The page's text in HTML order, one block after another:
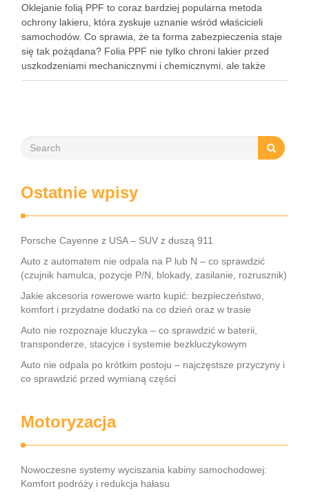
Oklejanie folią PPF to coraz bardziej popularna metoda
ochrony lakieru, która zyskuje uznanie wśród właścicieli
samochodów. Co sprawia, że ta forma zabezpieczenia staje
się tak pożądana? Folia PPF nie tylko chroni lakier przed
uszkodzeniami mechanicznymi i chemicznymi, ale także
zachowuje estetykę pojazdu przez wiele lat. Dzięki swoim
Ostatnie wpisy
Porsche Cayenne z USA – SUV z duszą 911
Auto z automatem nie odpala na P lub N – co sprawdzić
(czujnik hamulca, pozycje P/N, blokady, zasilanie, rozrusznik)
Jakie akcesoria rowerowe warto kupić: bezpieczeństwo,
komfort i przydatne dodatki na co dzień oraz w trasie
Auto nie rozpoznaje kluczyka – co sprawdzić w baterii,
transponderze, stacyjce i systemie bezkluczykowym
Auto nie odpala po krótkim postoju – najczęstsze przyczyny i
co sprawdzić przed wymianą części
Motoryzacja
Nowoczesne systemy wyciszania kabiny samochodowej:
Komfort podróży i redukcja hałasu